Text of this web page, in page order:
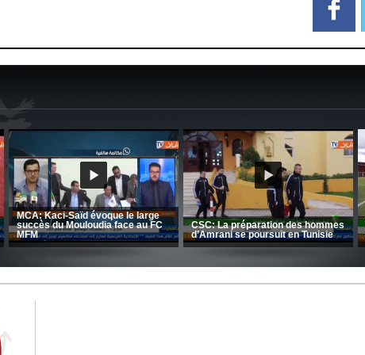
Entretien avec Moulay Haddou
CRB: Entretien avec Toufik
Korichi